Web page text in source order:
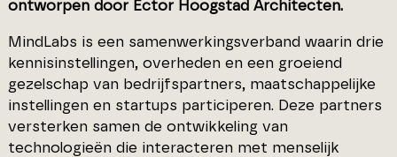
ontworpen door Ector Hoogstad Architecten.
MindLabs is een samenwerkingsverband waarin drie
kennisinstellingen, overheden en een groeiend
gezelschap van bedrijfspartners, maatschappelijke
instellingen en startups participeren. Deze partners
versterken samen de ontwikkeling van
technologieën die interacteren met menselijk